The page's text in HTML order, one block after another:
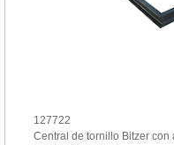
127722
Central de tornillo Bitzer